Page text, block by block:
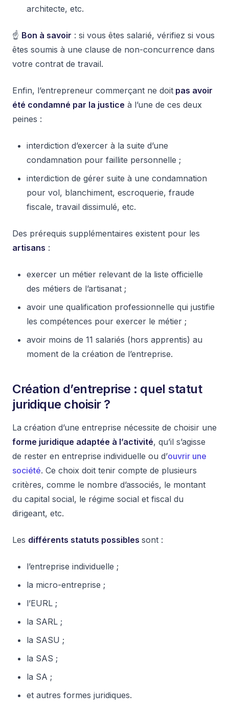
architecte, etc.
☝️ Bon à savoir : si vous êtes salarié, vérifiez si vous
êtes soumis à une clause de non-concurrence dans
votre contrat de travail.
Enfin, l’entrepreneur commerçant ne doit pas avoir
été condamné par la justice à l’une de ces deux
peines :
interdiction d’exercer à la suite d’une
condamnation pour faillite personnelle ;
interdiction de gérer suite à une condamnation
pour vol, blanchiment, escroquerie, fraude
fiscale, travail dissimulé, etc.
Des prérequis supplémentaires existent pour les
artisans :
exercer un métier relevant de la liste officielle
des métiers de l’artisanat ;
avoir une qualification professionnelle qui justifie
les compétences pour exercer le métier ;
avoir moins de 11 salariés (hors apprentis) au
moment de la création de l’entreprise.
Création d’entreprise : quel statut
juridique choisir ?
La création d’une entreprise nécessite de choisir une
forme juridique adaptée à l’activité, qu’il s’agisse
de rester en entreprise individuelle ou d’ouvrir une
société. Ce choix doit tenir compte de plusieurs
critères, comme le nombre d’associés, le montant
du capital social, le régime social et fiscal du
dirigeant, etc.
Les différents statuts possibles sont :
l’entreprise individuelle ;
la micro-entreprise ;
l’EURL ;
la SARL ;
la SASU ;
la SAS ;
la SA ;
et autres formes juridiques.